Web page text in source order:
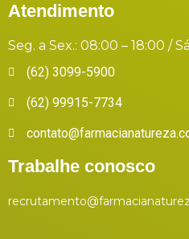
Atendimento
Seg. a Sex.: 08:00 – 18:00 /
(62) 3099-5900
(62) 99915-7734
Trabalhe conosco